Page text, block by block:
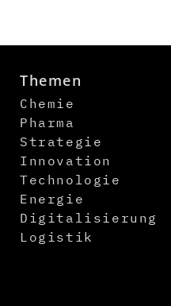
Themen
Chemie
Pharma
Strategie
Innovation
Technologie
Energie
Digitalisierung
Logistik